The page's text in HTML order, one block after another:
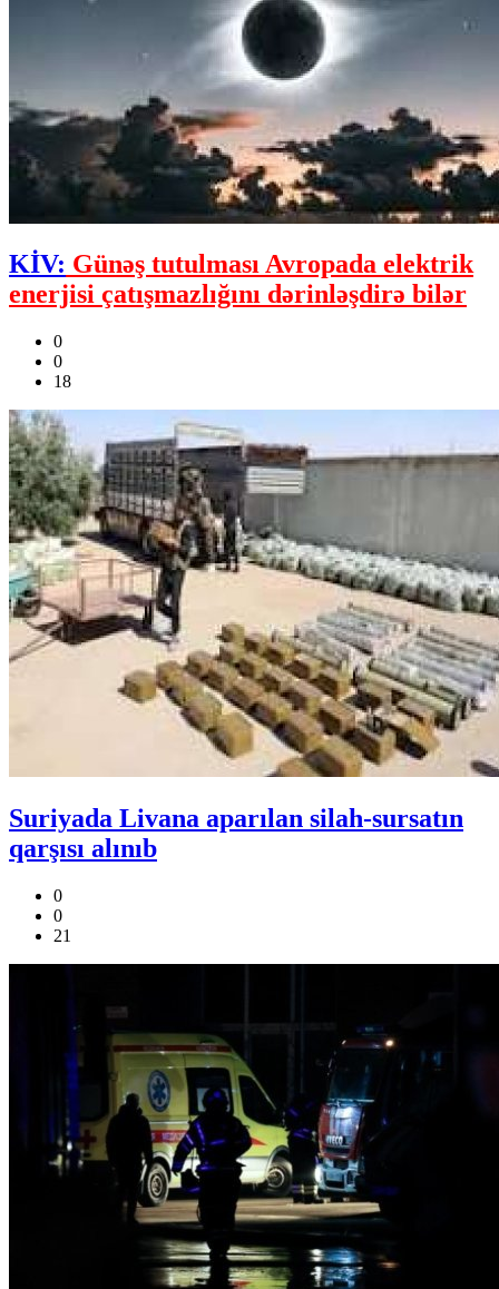
KİV: Günəş tutulması Avropada elektrik
enerjisi çatışmazlığını dərinləşdirə bilər
0
0
18
Suriyada Livana aparılan silah-sursatın
qarşısı alınıb
0
0
21